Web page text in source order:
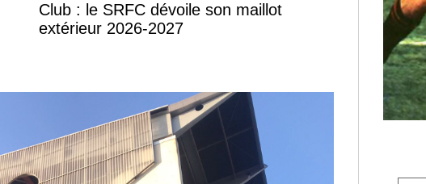
Club : le SRFC dévoile son maillot
extérieur 2026-2027